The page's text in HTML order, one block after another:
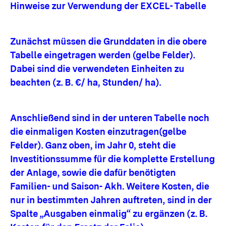
Hinweise zur Verwendung der EXCEL- Tabelle
Zunächst müssen die Grunddaten in die obere
Tabelle eingetragen werden (gelbe Felder).
Dabei sind die verwendeten Einheiten zu
beachten (z. B. €/ ha, Stunden/ ha).
Anschließend sind in der unteren Tabelle noch
die einmaligen Kosten einzutragen(gelbe
Felder). Ganz oben, im Jahr 0, steht die
Investitionssumme für die komplette Erstellung
der Anlage, sowie die dafür benötigten
Familien- und Saison- Akh. Weitere Kosten, die
nur in bestimmten Jahren auftreten, sind in der
Spalte „Ausgaben einmalig“ zu ergänzen (z. B.